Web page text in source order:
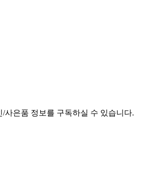
사은품 정보를 구독하실 수 있습니다.